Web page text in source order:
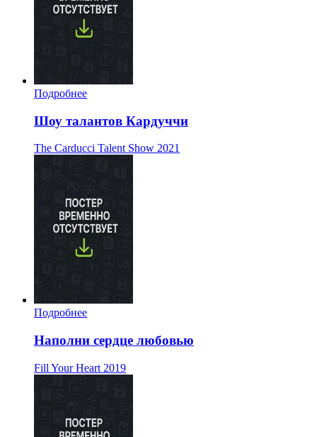
Подробнее
Шоу талантов Кардуччи
The Carducci Talent Show 2021
Подробнее
Наполни сердце любовью
Fill Your Heart 2019